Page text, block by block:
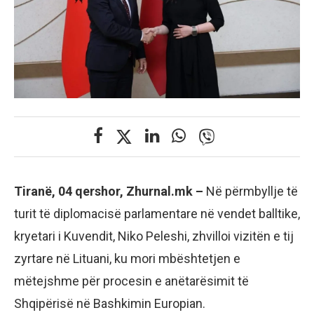
Tiranë, 04 qershor, Zhurnal.mk – Në përmbyllje të
turit të diplomacisë parlamentare në vendet balltike,
kryetari i Kuvendit, Niko Peleshi, zhvilloi vizitën e tij
zyrtare në Lituani, ku mori mbështetjen e
mëtejshme për procesin e anëtarësimit të
Shqipërisë në Bashkimin Europian.